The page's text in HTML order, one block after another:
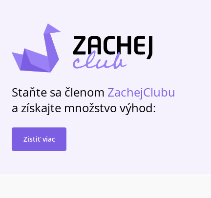
Staňte sa členom ZachejClubu
a získajte množstvo výhod:
Zistiť viac